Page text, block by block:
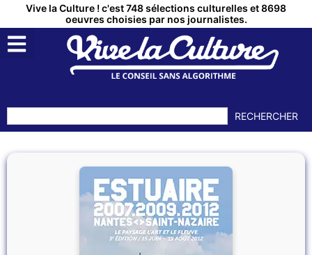
Vive la Culture ! c'est 748 sélections culturelles et 8698
oeuvres choisies par nos journalistes.
RECHERCHER